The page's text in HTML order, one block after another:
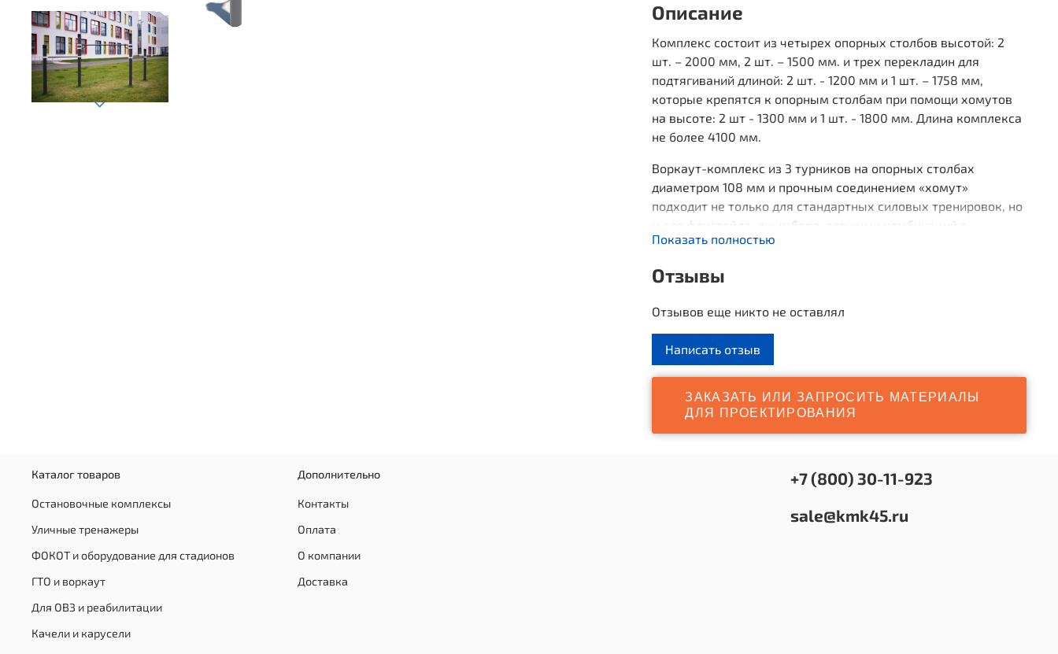
Описание
Комплекс состоит из четырех опорных столбов высотой: 2
шт. – 2000 мм, 2 шт. – 1500 мм. и трех перекладин для
подтягиваний длиной: 2 шт. - 1200 мм и 1 шт. – 1758 мм,
которые крепятся к опорным столбам при помощи хомутов
на высоте: 2 шт - 1300 мм и 1 шт. - 1800 мм. Длина комплекса
не более 4100 мм.
Воркаут-комплекс из 3 турников на опорных столбах
диаметром 108 мм и прочным соединением «хомут»
подходит не только для стандартных силовых тренировок, но
и для фристайла, джимбара, сложных комбинаций с
перепрыгиваниями и перелетами. Оборудование полностью
Руки не скользят даже в дождь и зимой;
Удобная длина перекладин: как стандартная, так и широкая
для всех видов упражнений.
Показать полностью
Отзывы
Отзывов еще никто не оставлял
Написать отзыв
ЗАКАЗАТЬ ИЛИ ЗАПРОСИТЬ МАТЕРИАЛЫ
ДЛЯ ПРОЕКТИРОВАНИЯ
Каталог товаров
Остановочные комплексы
Уличные тренажеры
ФОКОТ и оборудование для стадионов
ГТО и воркаут
Для ОВЗ и реабилитации
Качели и карусели
Дополнительно
Контакты
Оплата
О компании
Доставка
+7 (800) 30-11-923
sale@kmk45.ru